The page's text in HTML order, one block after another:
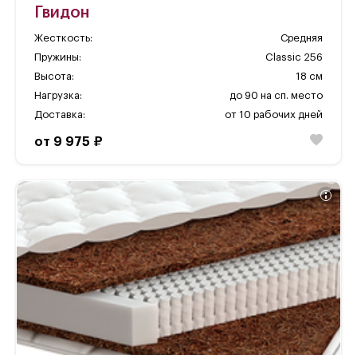
Гвидон
Жесткость:
Средняя
Пружины:
Classic 256
Высота:
18 см
Нагрузка:
до 90 на сп. место
Доставка:
от 10 рабочих дней
от 9 975 ₽